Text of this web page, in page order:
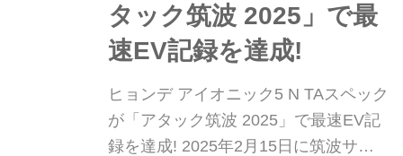
タック筑波 2025」で最
速EV記録を達成!
ヒョンデ アイオニック5 N TAスペック
が「アタック筑波 2025」で最速EV記
録を達成! 2025年2月15日に筑波サー